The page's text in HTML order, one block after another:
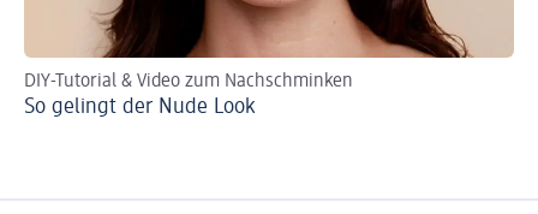
DIY-Tutorial & Video zum Nachschminken
So gelingt der Nude Look